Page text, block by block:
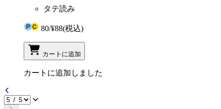
タテ読み
80/¥88(税込)
カートに追加
カートに追加しました